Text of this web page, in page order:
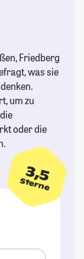
Friedberg
was sie
um zu
oder die
3,5
Sterne